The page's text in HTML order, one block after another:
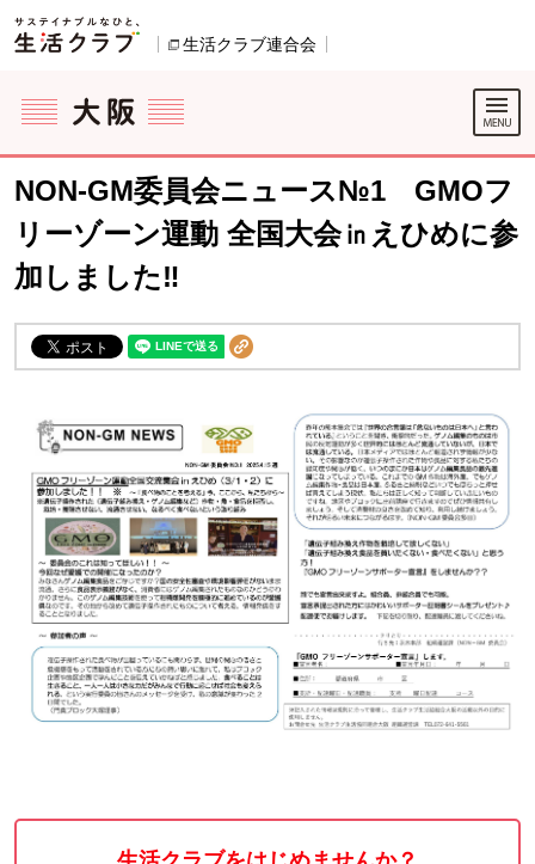
ページの先頭です。
生活クラブ連合会
ここからサイト内共通メニューです。
サイト内共通メニューをスキップする
サイト内共通メニューここまで。
NON-GM委員会ニュース№1 GMOフ
リーゾーン運動 全国大会㏌えひめに参
加しました‼